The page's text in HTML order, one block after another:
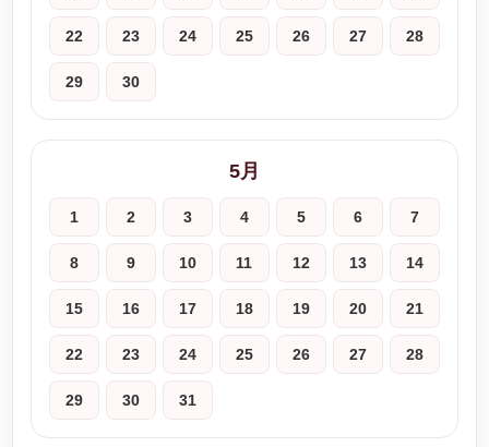
22 23 24 25 26 27 28
29 30
5月
1 2 3 4 5 6 7
8 9 10 11 12 13 14
15 16 17 18 19 20 21
22 23 24 25 26 27 28
29 30 31